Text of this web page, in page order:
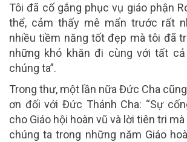
Tôi đã cố gắng phục vụ giáo phận
thể, cảm thấy mê mẩn trước rất
nhiều tiềm năng tốt đẹp mà tôi đã
những khó khăn đi cùng với tất
chúng ta”.
Trong thư, một lần nữa Đức Cha
ơn đối với Đức Thánh Cha: “Sự
cho Giáo hội hoàn vũ và lời tiên tri
chúng ta trong những năm Giáo